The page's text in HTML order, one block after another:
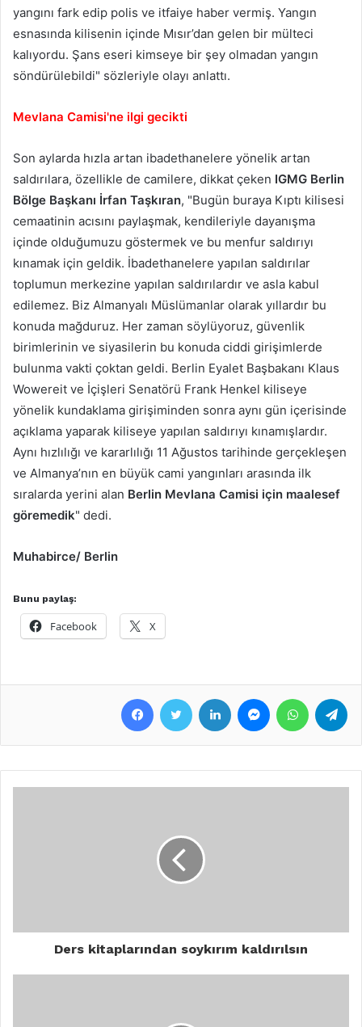
yangını fark edip polis ve itfaiye haber vermiş. Yangın
esnasında kilisenin içinde Mısır’dan gelen bir mülteci
kalıyordu. Şans eseri kimseye bir şey olmadan yangın
söndürülebildi" sözleriyle olayı anlattı.
Mevlana Camisi'ne ilgi gecikti
Son aylarda hızla artan ibadethanelere yönelik artan
saldırılara, özellikle de camilere, dikkat çeken IGMG Berlin
Bölge Başkanı İrfan Taşkıran, "Bugün buraya Kıptı kilisesi
cemaatinin acısını paylaşmak, kendileriyle dayanışma
içinde olduğumuzu göstermek ve bu menfur saldırıyı
kınamak için geldik. İbadethanelere yapılan saldırılar
toplumun merkezine yapılan saldırılardır ve asla kabul
edilemez. Biz Almanyalı Müslümanlar olarak yıllardır bu
konuda mağduruz. Her zaman söylüyoruz, güvenlik
birimlerinin ve siyasilerin bu konuda ciddi girişimlerde
bulunma vakti çoktan geldi. Berlin Eyalet Başbakanı Klaus
Wowereit ve İçişleri Senatörü Frank Henkel kiliseye
yönelik kundaklama girişiminden sonra aynı gün içerisinde
açıklama yaparak kiliseye yapılan saldırıyı kınamışlardır.
Aynı hızlılığı ve kararlılığı 11 Ağustos tarihinde gerçekleşen
ve Almanya’nın en büyük cami yangınları arasında ilk
sıralarda yerini alan Berlin Mevlana Camisi için maalesef
göremedik" dedi.
Muhabirce/ Berlin
Bunu paylaş:
Facebook X
Ders kitaplarından soykırım kaldırılsın